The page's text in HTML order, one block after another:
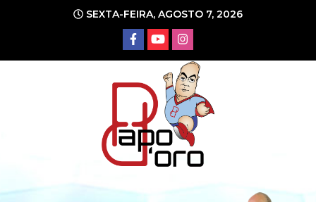
conteúdo
SEXTA-FEIRA, AGOSTO 7, 2026